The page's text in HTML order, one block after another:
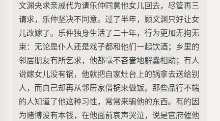
文渊央求亲戚代为请乐仲同意他女儿回去，尽管再三
请求，乐仲坚决不同意。过了半年，顾文渊只好让女
儿改嫁了。乐仲独身生活了二十年，行为更加无拘无
束：无论是仆人还是戏子都和他们一起饮酒；乡里的
邻居朋友有所乞求，他都毫不吝啬地解囊相助；有人
说嫁女儿没有锅，他就把自家灶台上的锅拿去送给别
人，而自己却再从邻居家借锅来做饭。那些品行不端
的人知道了他这种习性，常常来骗他的东西。有的因
为赌博没有本钱，在他面前哀声哭泣，说是官府催他